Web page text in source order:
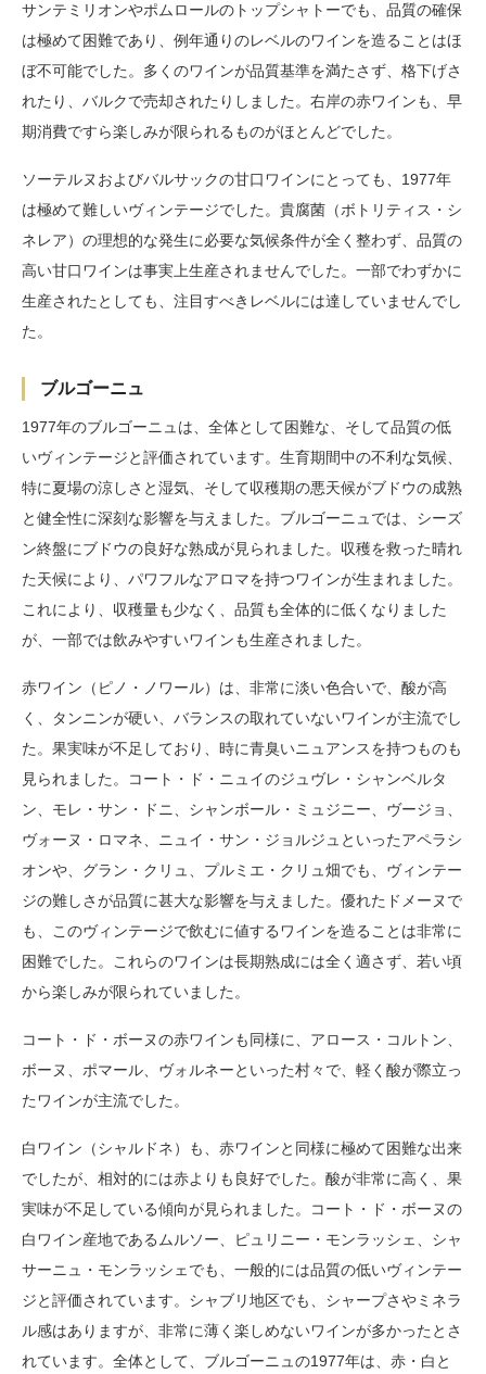
サンテミリオンやポムロールのトップシャトーでも、品質の確保
は極めて困難であり、例年通りのレベルのワインを造ることはほ
ぼ不可能でした。多くのワインが品質基準を満たさず、格下げさ
れたり、バルクで売却されたりしました。右岸の赤ワインも、早
期消費ですら楽しみが限られるものがほとんどでした。
ソーテルヌおよびバルサックの甘口ワインにとっても、1977年
は極めて難しいヴィンテージでした。貴腐菌（ボトリティス・シ
ネレア）の理想的な発生に必要な気候条件が全く整わず、品質の
高い甘口ワインは事実上生産されませんでした。一部でわずかに
生産されたとしても、注目すべきレベルには達していませんでし
た。
ブルゴーニュ
1977年のブルゴーニュは、全体として困難な、そして品質の低
いヴィンテージと評価されています。生育期間中の不利な気候、
特に夏場の涼しさと湿気、そして収穫期の悪天候がブドウの成熟
と健全性に深刻な影響を与えました。ブルゴーニュでは、シーズ
ン終盤にブドウの良好な熟成が見られました。収穫を救った晴れ
た天候により、パワフルなアロマを持つワインが生まれました。
これにより、収穫量も少なく、品質も全体的に低くなりました
が、一部では飲みやすいワインも生産されました。
赤ワイン（ピノ・ノワール）は、非常に淡い色合いで、酸が高
く、タンニンが硬い、バランスの取れていないワインが主流でし
た。果実味が不足しており、時に青臭いニュアンスを持つものも
見られました。コート・ド・ニュイのジュヴレ・シャンベルタ
ン、モレ・サン・ドニ、シャンボール・ミュジニー、ヴージョ、
ヴォーヌ・ロマネ、ニュイ・サン・ジョルジュといったアペラシ
オンや、グラン・クリュ、プルミエ・クリュ畑でも、ヴィンテー
ジの難しさが品質に甚大な影響を与えました。優れたドメーヌで
も、このヴィンテージで飲むに値するワインを造ることは非常に
困難でした。これらのワインは長期熟成には全く適さず、若い頃
から楽しみが限られていました。
コート・ド・ボーヌの赤ワインも同様に、アロース・コルトン、
ボーヌ、ポマール、ヴォルネーといった村々で、軽く酸が際立っ
たワインが主流でした。
白ワイン（シャルドネ）も、赤ワインと同様に極めて困難な出来
でしたが、相対的には赤よりも良好でした。酸が非常に高く、果
実味が不足している傾向が見られました。コート・ド・ボーヌの
白ワイン産地であるムルソー、ピュリニー・モンラッシェ、シャ
サーニュ・モンラッシェでも、一般的には品質の低いヴィンテー
ジと評価されています。シャブリ地区でも、シャープさやミネラ
ル感はありますが、非常に薄く楽しめないワインが多かったとさ
れています。全体として、ブルゴーニュの1977年は、赤・白と